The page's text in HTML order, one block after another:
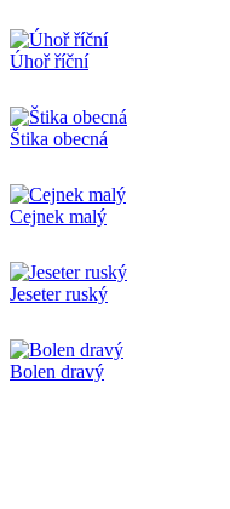
Úhoř říční
Štika obecná
Cejnek malý
Jeseter ruský
Bolen dravý